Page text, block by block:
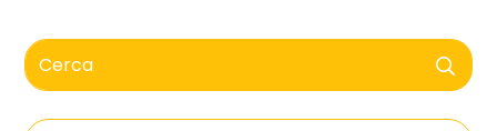
Cerca